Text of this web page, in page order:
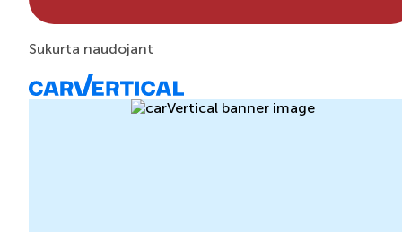
Sukurta naudojant